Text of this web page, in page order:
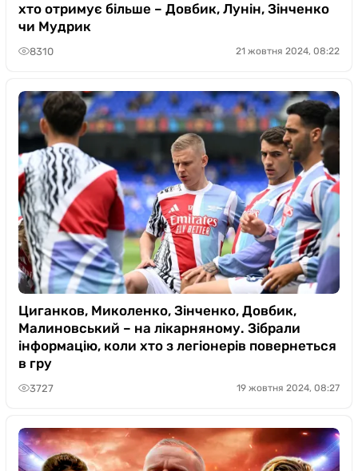
хто отримує більше – Довбик, Лунін, Зінченко
чи Мудрик
8310 21 жовтня 2024, 08:22
Циганков, Миколенко, Зінченко, Довбик,
Малиновський – на лікарняному. Зібрали
інформацію, коли хто з легіонерів повернеться
в гру
3727 19 жовтня 2024, 08:27